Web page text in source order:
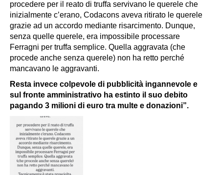
procedere per il reato di truffa servivano le querele che
inizialmente c’erano, Codacons aveva ritirato le querele
grazie ad un accordo mediante risarcimento. Dunque,
senza quelle querele, era impossibile processare
Ferragni per truffa semplice. Quella aggravata (che
procede anche senza querele) non ha retto perché
mancavano le aggravanti.
Resta invece colpevole di pubblicità ingannevole e
sul fronte amministrativo ha estinto il suo debito
pagando 3 milioni di euro tra multe e donazioni”.